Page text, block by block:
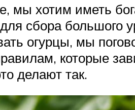
мы хотим иметь
сбора большого
огурцы, мы
которые
делают так.